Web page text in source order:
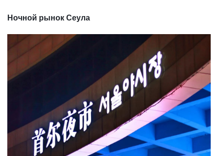
Ночной рынок Сеула